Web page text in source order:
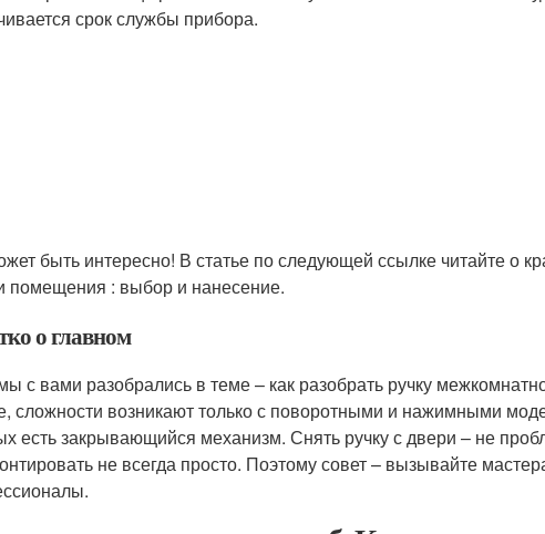
срок службы прибора.
быть интересно! В статье по следующей ссылке читайте о
помещения : выбор и нанесение.
о главном
с вами разобрались в теме – как разобрать ручку
сложности возникают только с поворотными и нажимными
есть закрывающийся механизм. Снять ручку с двери – не
не всегда просто. Поэтому совет – вызывайте